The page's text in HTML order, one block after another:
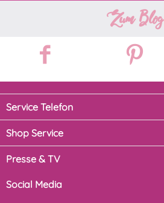
Zum Blog
Service Telefon
Shop Service
Presse & TV
Social Media